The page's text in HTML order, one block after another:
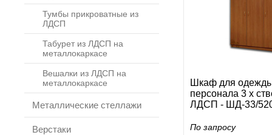
Тумбы прикроватные из
ЛДСП
Табурет из ЛДСП на
металлокаркасе
Вешалки из ЛДСП на
металлокаркасе
Металлические стеллажи
Верстаки
Шкаф для
персонала 3 х
ЛДСП - ШД-33/
По запросу